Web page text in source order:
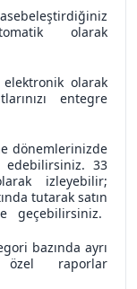
olarak
elektronik olarak
entegre
dönemlerinizde
edebilirsiniz. 33
izleyebilir;
tutarak satın
geçebilirsiniz.
bazında ayrı
özel raporlar